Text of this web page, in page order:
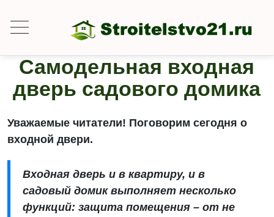
Самодельная входная
дверь садового домика
Уважаемые читатели! Поговорим сегодня о
входной двери.
Входная дверь и в квартиру, и в
садовый домик выполняет несколько
функций: защита помещения – от не